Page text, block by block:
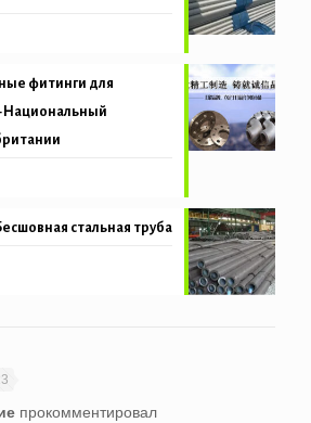
фитинги для
Национальный
стальная труба
прокомментировал